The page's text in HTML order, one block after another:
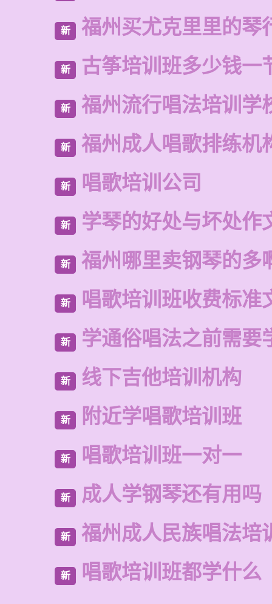
新 福州买尤克里里的琴
新 古筝培训班多少钱一
新 福州流行唱法培训学
新 福州成人唱歌排练机
新 唱歌培训公司
新 学琴的好处与坏处作
新 福州哪里卖钢琴的多
新 唱歌培训班收费标准
新 学通俗唱法之前需要
新 线下吉他培训机构
新 附近学唱歌培训班
新 唱歌培训班一对一
新 成人学钢琴还有用吗
新 福州成人民族唱法培
新 唱歌培训班都学什么